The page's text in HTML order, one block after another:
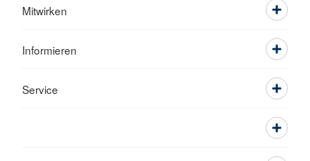
Mitwirken
Informieren
Service